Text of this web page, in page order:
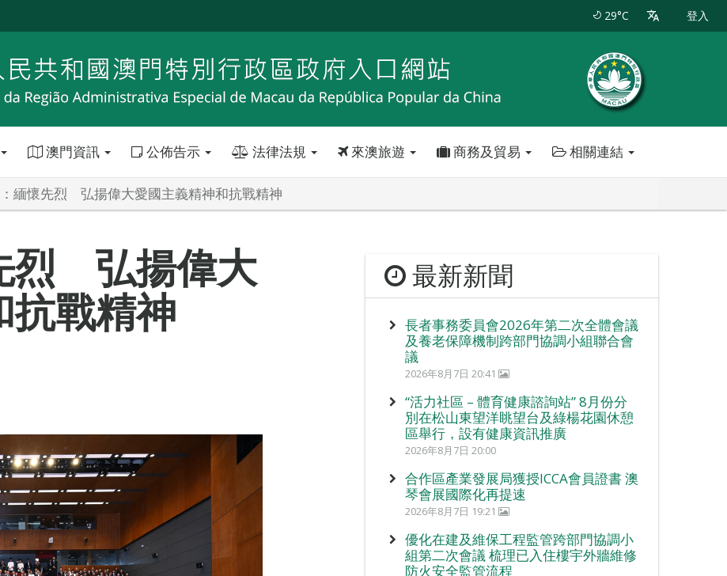
29°C 登入
澳門資訊 公佈告示 法律法規 來澳旅遊 商務及貿易 相關連結
緬懷先烈 弘揚偉大愛國主義精神和抗戰精神
烈 弘揚偉大
抗戰精神
最新新聞
長者事務委員會2026年第二次全體會議
及養老保障機制跨部門協調小組聯合會
議
2026年8月7日 20:41
“活力社區 – 體育健康諮詢站” 8月份分
別在松山東望洋眺望台及綠楊花園休憩
區舉行，設有健康資訊推廣
2026年8月7日 20:00
合作區產業發展局獲授ICCA會員證書 澳
琴會展國際化再提速
2026年8月7日 19:21
優化在建及維保工程監管跨部門協調小
組第二次會議 梳理已入住樓宇外牆維修
防火安全監管流程